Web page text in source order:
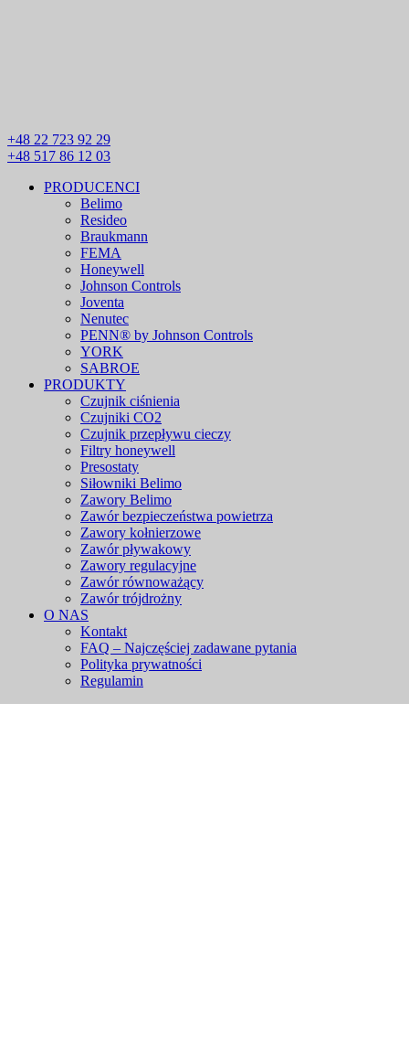
+48 22 723 92 29
+48 517 86 12 03
PRODUCENCI
Belimo
Resideo
Braukmann
FEMA
Honeywell
Johnson Controls
Joventa
Nenutec
PENN® by Johnson Controls
YORK
SABROE
PRODUKTY
Czujnik ciśnienia
Czujniki CO2
Czujnik przepływu cieczy
Filtry honeywell
Presostaty
Siłowniki Belimo
Zawory Belimo
Zawór bezpieczeństwa powietrza
Zawory kołnierzowe
Zawór pływakowy
Zawory regulacyjne
Zawór równoważący
Zawór trójdrożny
O NAS
Kontakt
FAQ – Najczęściej zadawane pytania
Polityka prywatności
Regulamin